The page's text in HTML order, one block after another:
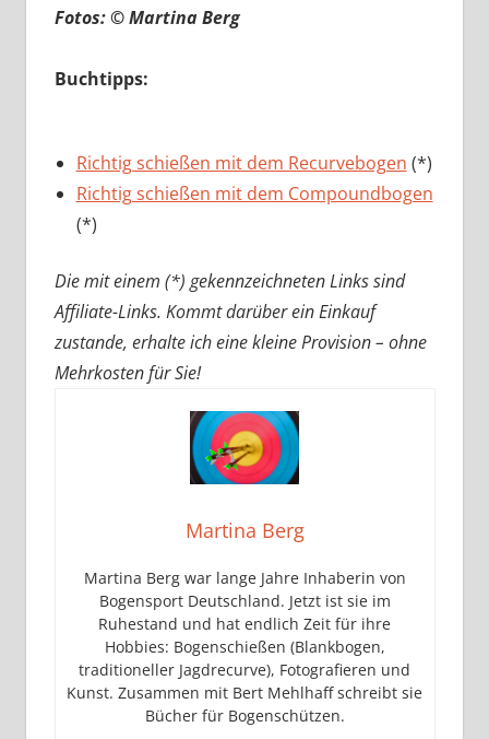
Fotos: © Martina Berg
Buchtipps:
Richtig schießen mit dem Recurvebogen (*)
Richtig schießen mit dem Compoundbogen
(*)
Die mit einem (*) gekennzeichneten Links sind
Affiliate-Links. Kommt darüber ein Einkauf
zustande, erhalte ich eine kleine Provision – ohne
Mehrkosten für Sie!
Martina Berg
Martina Berg war lange Jahre Inhaberin von
Bogensport Deutschland. Jetzt ist sie im
Ruhestand und hat endlich Zeit für ihre
Hobbies: Bogenschießen (Blankbogen,
traditioneller Jagdrecurve), Fotografieren und
Kunst. Zusammen mit Bert Mehlhaff schreibt sie
Bücher für Bogenschützen.